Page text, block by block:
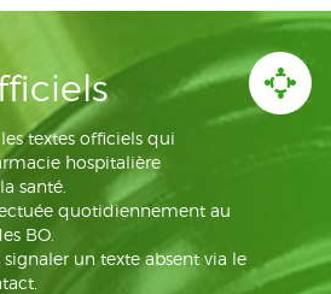
textes officiels qui
hospitalière
santé.
quotidiennement au
BO.
un texte absent via le